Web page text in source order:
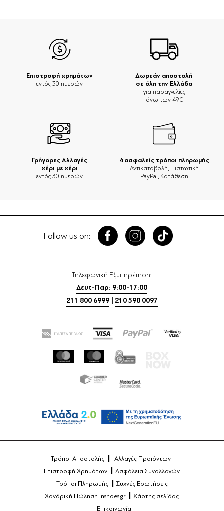
Δωρεάν αποστολή
σε όλη την Ελλάδα
για παραγγελίες
άνω των 49€
Επιστροφή χρημάτων
εντός 30 ημερών
Γρήγορες Αλλαγές
χέρι με χέρι
εντός 30 ημερών
4 ασφαλείς τρόποι πληρωμής
Αντικαταβολή, Πιστωτική
PayPal, Κατάθεση
Follow us on:
Τηλεφωνική Εξυπηρέτηση:
Δευτ-Παρ: 9:00-17:00
211 800 6999
210 598 0097
Τρόποι Αποστολής
Αλλαγές Προϊόντων
Επιστροφή Χρημάτων
Ασφάλεια Συναλλαγών
Τρόποι Πληρωμής
Συχνές Ερωτήσεις
Χονδρική Πώληση Inshoes.gr
Χάρτης σελίδας
Επικοινωνία